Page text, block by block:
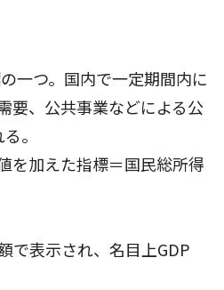
一つ。国内で一定期間内に
要、公共事業などによる公
。
を加えた指標＝国民総所得
で表示され、名目上GDP